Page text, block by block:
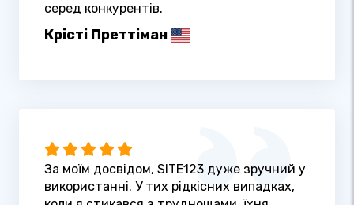
серед конкурентів.
Крісті Преттіман
За моїм досвідом, SITE123 дуже зручний у
використанні. У тих рідкісних випадках,